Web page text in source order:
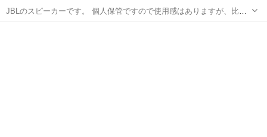
JBLのスピーカーです。 個人保管ですので使用感はありますが、比較
的綺麗かと思います。